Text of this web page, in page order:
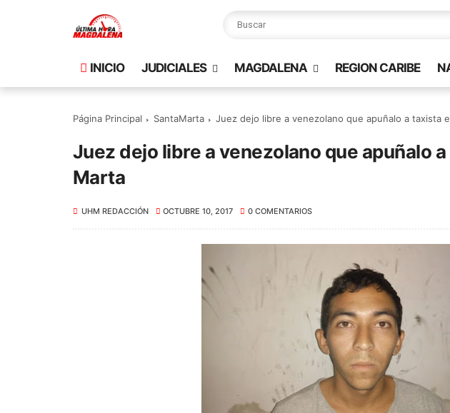
INICIO JUDICIALES MAGDALENA REGION CARIBE
Página Principal SantaMarta Juez dejo libre a venezolano que apuñalo a taxista
Juez dejo libre a venezolano que apuñalo
Marta
UHM REDACCIÓN OCTUBRE 10, 2017 0 COMENTARIOS